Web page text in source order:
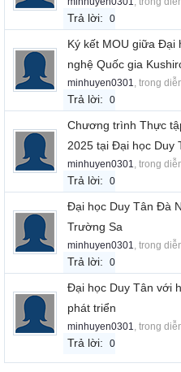
Trả lời: 0
Ký kết MOU giữa Đại
nghệ Quốc gia
minhuyen0301, trong
Trả lời: 0
Chương trình Thực
2025 tại Đại học Duy
minhuyen0301, trong
Trả lời: 0
Đại học Duy Tân Đà
Trường Sa
minhuyen0301, trong
Trả lời: 0
Đại học Duy Tân với
phát triển
minhuyen0301, trong
Trả lời: 0